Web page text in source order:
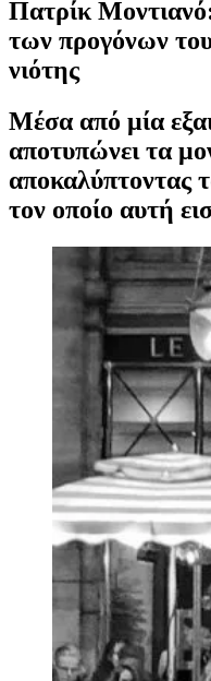
Πατρίκ
των προγόνων
νιότης
Μέσα από μία
αποτυπώνει τα
αποκαλύπτοντας
τον οποίο αυτή